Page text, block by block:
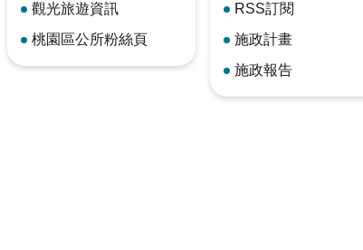
觀光旅遊資訊
桃園區公所粉絲頁
RSS訂閱
施政計畫
施政報告